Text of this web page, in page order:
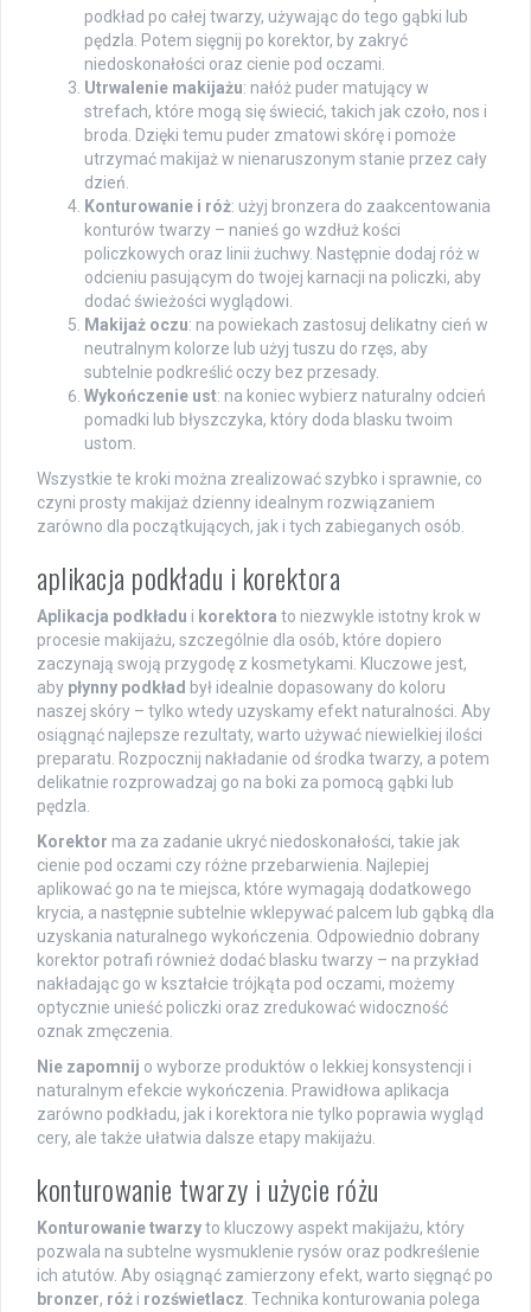
podkład po całej twarzy, używając do tego gąbki lub
pędzla. Potem sięgnij po korektor, by zakryć
niedoskonałości oraz cienie pod oczami.
Utrwalenie makijażu: nałóż puder matujący w
strefach, które mogą się świecić, takich jak czoło, nos i
broda. Dzięki temu puder zmatowi skórę i pomoże
utrzymać makijaż w nienaruszonym stanie przez cały
dzień.
Konturowanie i róż: użyj bronzera do zaakcentowania
konturów twarzy – nanieś go wzdłuż kości
policzkowych oraz linii żuchwy. Następnie dodaj róż w
odcieniu pasującym do twojej karnacji na policzki, aby
dodać świeżości wyglądowi.
Makijaż oczu: na powiekach zastosuj delikatny cień w
neutralnym kolorze lub użyj tuszu do rzęs, aby
subtelnie podkreślić oczy bez przesady.
Wykończenie ust: na koniec wybierz naturalny odcień
pomadki lub błyszczyka, który doda blasku twoim
ustom.
Wszystkie te kroki można zrealizować szybko i sprawnie, co
czyni prosty makijaż dzienny idealnym rozwiązaniem
zarówno dla początkujących, jak i tych zabieganych osób.
aplikacja podkładu i korektora
Aplikacja podkładu i korektora to niezwykle istotny krok w
procesie makijażu, szczególnie dla osób, które dopiero
zaczynają swoją przygodę z kosmetykami. Kluczowe jest,
aby płynny podkład był idealnie dopasowany do koloru
naszej skóry – tylko wtedy uzyskamy efekt naturalności. Aby
osiągnąć najlepsze rezultaty, warto używać niewielkiej ilości
preparatu. Rozpocznij nakładanie od środka twarzy, a potem
delikatnie rozprowadzaj go na boki za pomocą gąbki lub
pędzla.
Korektor ma za zadanie ukryć niedoskonałości, takie jak
cienie pod oczami czy różne przebarwienia. Najlepiej
aplikować go na te miejsca, które wymagają dodatkowego
krycia, a następnie subtelnie wklepywać palcem lub gąbką dla
uzyskania naturalnego wykończenia. Odpowiednio dobrany
korektor potrafi również dodać blasku twarzy – na przykład
nakładając go w kształcie trójkąta pod oczami, możemy
optycznie unieść policzki oraz zredukować widoczność
oznak zmęczenia.
Nie zapomnij o wyborze produktów o lekkiej konsystencji i
naturalnym efekcie wykończenia. Prawidłowa aplikacja
zarówno podkładu, jak i korektora nie tylko poprawia wygląd
cery, ale także ułatwia dalsze etapy makijażu.
konturowanie twarzy i użycie różu
Konturowanie twarzyto kluczowy aspekt makijażu, który
pozwala na subtelne wysmuklenie rysów oraz podkreślenie
ich atutów. Aby osiągnąć zamierzony efekt, warto sięgnąć po
bronzer, róż i rozświetlacz . Technika konturowania polega